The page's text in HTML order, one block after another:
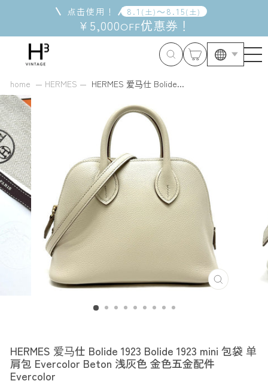
点击使用！ 8 . 1 ( 土) ～ 8 . 15( 土)
¥5,000OFF优惠券 ！
home HERMES HERMES 爱马仕 Bolide...
HERMES 爱马仕 Bolide 1923 Bolide 1923 mini 包袋 单
肩包 Evercolor Beton 浅灰色 金色五金配件
Evercolor